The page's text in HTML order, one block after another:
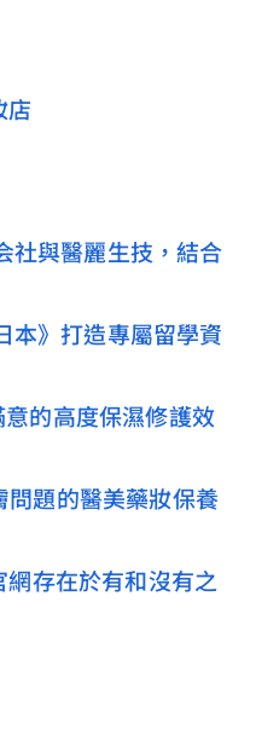
店
社與醫麗生技，結合
本》打造專屬留學資
的高度保濕修護效
題的醫美藥妝保養
存在於有和沒有之